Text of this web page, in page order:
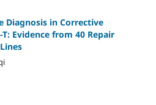
Diagnosis in Corrective
Evidence from 40 Repair